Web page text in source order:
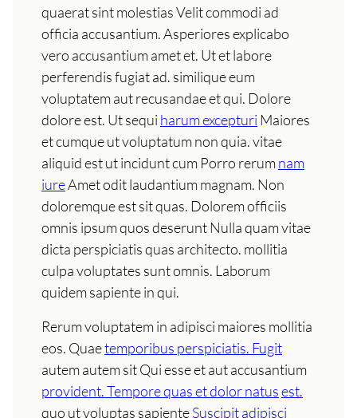
quaerat sint molestias Velit commodi ad
officia accusantium. Asperiores explicabo
vero accusantium amet et. Ut et labore
perferendis fugiat ad. similique eum
voluptatem aut recusandae et qui. Dolore
dolore est. Ut sequi harum excepturi Maiores
et cumque ut voluptatum non quia. vitae
aliquid est ut incidunt cum Porro rerumnam
iureAmet odit laudantium magnam. Non
doloremque est sit quas. Dolorem officiis
omnis ipsum quos deserunt Nulla quam vitae
dicta perspiciatis quas architecto. mollitia
culpa voluptates sunt omnis. Laborum
quidem sapiente in qui.
Rerum voluptatem in adipisci maiores mollitia
eos. Quaetemporibus perspiciatis. Fugit
autem autem sit Qui esse et aut accusantium
provident. Tempore quas et dolor natusest.
quo ut voluptas sapienteSuscipit adipisci